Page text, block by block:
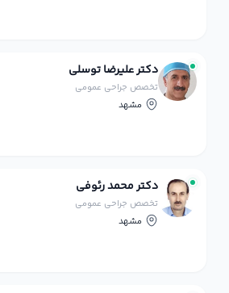
دکتر علیرضا توسلی
تخصص جراحی عمومی
مشهد
دکتر محمد رئوفی
تخصص جراحی عمومی
مشهد